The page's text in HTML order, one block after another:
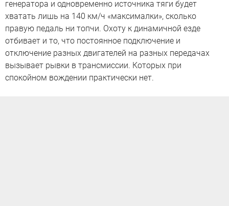
генератора и одновременно источника тяги будет
хватать лишь на 140 км/ч «максималки», сколько
правую педаль ни топчи. Охоту к динамичной езде
отбивает и то, что постоянное подключение и
отключение разных двигателей на разных передачах
вызывает рывки в трансмиссии. Которых при
спокойном вождении практически нет.